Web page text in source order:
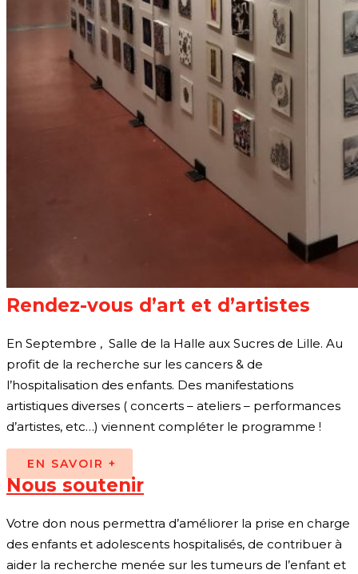
Rendez-vous d’art et d’artistes
En Septembre , Salle de la Halle aux Sucres de Lille. Au
profit de la recherche sur les cancers & de
l’hospitalisation des enfants. Des manifestations
artistiques diverses ( concerts – ateliers – performances
d’artistes, etc…) viennent compléter le programme !
EN SAVOIR +
Nous soutenir
Votre don nous permettra d’améliorer la prise en charge
des enfants et adolescents hospitalisés, de contribuer à
aider la recherche menée sur les tumeurs de l’enfant et